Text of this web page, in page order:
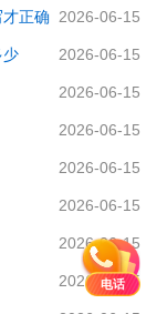
正确 2026-06-15
少 2026-06-15
2026-06-15
2026-06-15
2026-06-15
2026-06-15
2026-06-15
2026-06-15
电话